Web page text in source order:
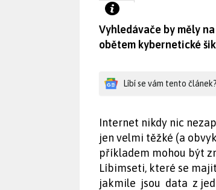
Vyhledávače by měly
obětem kybernetické
Líbí se vám tento
Internet nikdy nic
jen velmi těžké (a
příkladem mohou být
Líbimseti, které se
jakmile jsou data z